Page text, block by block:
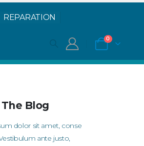
REPARATION
0
femme 5mm
Blog
dolor sit amet, conse
ante justo,